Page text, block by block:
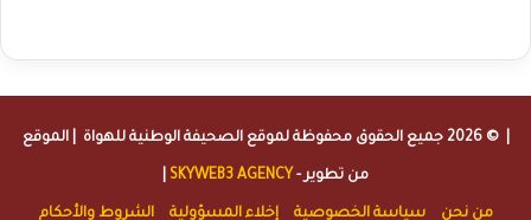
| © 2026 جميع الحقوق محفوظة لموقع الصحيفة الوطنية للهواة | الموقع
من تطوير - SKYWEB3 AGENCY
من نحن سياسة الخصوصية إخلاء المسؤولية الشروط والأحكام